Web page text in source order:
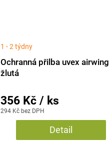
Ochranná přilba uvex airwing
žlutá
1 - 2 týdny
294 Kč bez DPH
356 Kč / ks
Detail